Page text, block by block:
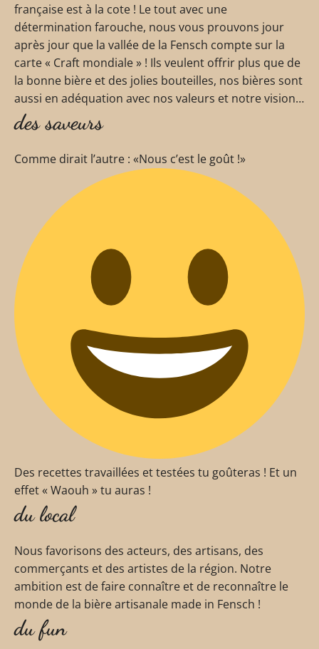
française est à la cote ! Le tout avec une
détermination farouche, nous vous prouvons jour
après jour que la vallée de la Fensch compte sur la
carte « Craft mondiale » ! Ils veulent offrir plus que de
la bonne bière et des jolies bouteilles, nos bières sont
aussi en adéquation avec nos valeurs et notre vision…
des saveurs
Comme dirait l’autre : «Nous c’est le goût !»
Des recettes travaillées et testées tu goûteras ! Et un
effet « Waouh » tu auras !
du local
Nous favorisons des acteurs, des artisans, des
commerçants et des artistes de la région. Notre
ambition est de faire connaître et de reconnaître le
monde de la bière artisanale made in Fensch !
du fun